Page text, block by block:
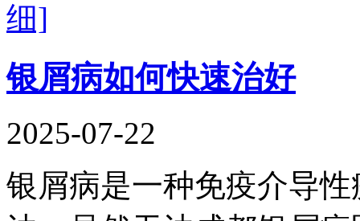
细]
银屑病如何快速治好
2025-07-22
银屑病是一种免疫介导